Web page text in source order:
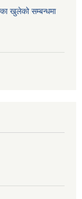
खुलेको सम्बन्धमा